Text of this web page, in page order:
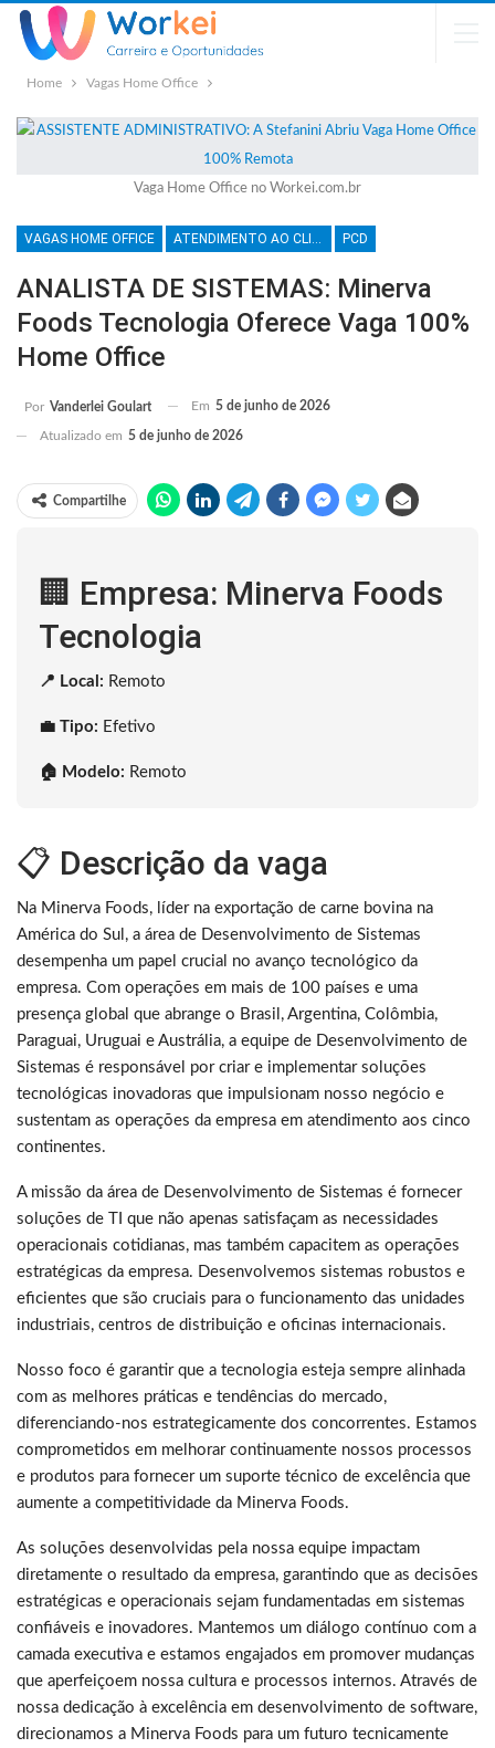
Home Vagas Home Office
Vaga Home Office no Workei.com.br
VAGAS HOME OFFICE ATENDIMENTO AO CLIENTE PCD
ANALISTA DE SISTEMAS: Minerva
Foods Tecnologia Oferece Vaga 100%
Home Office
Por Vanderlei Goulart Em 5 de junho de 2026
Atualizado em 5 de junho de 2026
Compartilhe
🏢 Empresa: Minerva Foods
Tecnologia
📍 Local: Remoto
💼 Tipo: Efetivo
🏠 Modelo: Remoto
📋 Descrição da vaga
Na Minerva Foods, líder na exportação de carne bovina na
América do Sul, a área de Desenvolvimento de Sistemas
desempenha um papel crucial no avanço tecnológico da
empresa. Com operações em mais de 100 países e uma
presença global que abrange o Brasil, Argentina, Colômbia,
Paraguai, Uruguai e Austrália, a equipe de Desenvolvimento de
Sistemas é responsável por criar e implementar soluções
tecnológicas inovadoras que impulsionam nosso negócio e
sustentam as operações da empresa em atendimento aos cinco
continentes.
A missão da área de Desenvolvimento de Sistemas é fornecer
soluções de TI que não apenas satisfaçam as necessidades
operacionais cotidianas, mas também capacitem as operações
estratégicas da empresa. Desenvolvemos sistemas robustos e
eficientes que são cruciais para o funcionamento das unidades
industriais, centros de distribuição e oficinas internacionais.
Nosso foco é garantir que a tecnologia esteja sempre alinhada
com as melhores práticas e tendências do mercado,
diferenciando-nos estrategicamente dos concorrentes. Estamos
comprometidos em melhorar continuamente nossos processos
e produtos para fornecer um suporte técnico de excelência que
aumente a competitividade da Minerva Foods.
As soluções desenvolvidas pela nossa equipe impactam
diretamente o resultado da empresa, garantindo que as decisões
estratégicas e operacionais sejam fundamentadas em sistemas
confiáveis e inovadores. Mantemos um diálogo contínuo com a
camada executiva e estamos engajados em promover mudanças
que aperfeiçoem nossa cultura e processos internos. Através de
nossa dedicação à excelência em desenvolvimento de software,
direcionamos a Minerva Foods para um futuro tecnicamente